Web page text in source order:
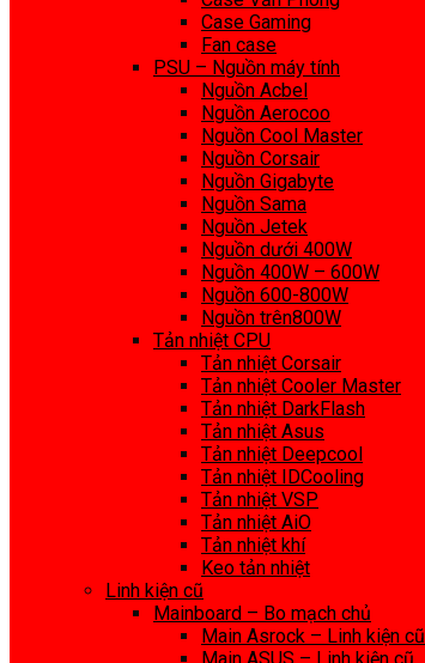
Case Gaming
Fan case
PSU – Nguồn máy tính
Nguồn Acbel
Nguồn Aerocoo
Nguồn Cool Master
Nguồn Corsair
Nguồn Gigabyte
Nguồn Sama
Nguồn Jetek
Nguồn dưới 400W
Nguồn 400W – 600W
Nguồn 600-800W
Nguồn trên800W
Tản nhiệt CPU
Tản nhiệt Corsair
Tản nhiệt Cooler Master
Tản nhiệt DarkFlash
Tản nhiệt Asus
Tản nhiệt Deepcool
Tản nhiệt IDCooling
Tản nhiệt VSP
Tản nhiệt AiO
Tản nhiệt khí
Keo tản nhiệt
Linh kiện cũ
Mainboard – Bo mạch chủ
Main Asrock – Linh kiện cũ